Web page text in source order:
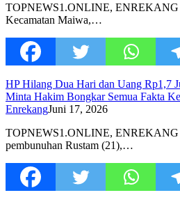
TOPNEWS1.ONLINE, ENREKANG
Kecamatan Maiwa,…
HP Hilang Dua Hari dan Uang Rp1,7
Minta Hakim Bongkar Semua Fakta
EnrekangJuni 17, 2026
TOPNEWS1.ONLINE, ENREKANG
pembunuhan Rustam (21),…